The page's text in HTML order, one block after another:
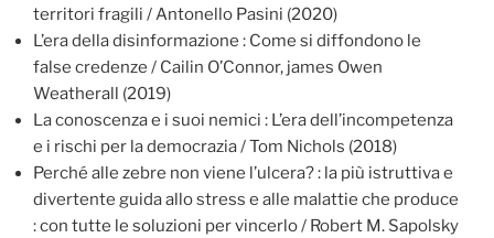
territori fragili / Antonello Pasini (2020)
L’era della disinformazione : Come si diffondono le
false credenze / Cailin O’Connor, james Owen
Weatherall (2019)
La conoscenza e i suoi nemici : L’era dell’incompetenza
e i rischi per la democrazia / Tom Nichols (2018)
Perché alle zebre non viene l’ulcera? : la più istruttiva e
divertente guida allo stress e alle malattie che produce
: con tutte le soluzioni per vincerlo / Robert M. Sapolsky